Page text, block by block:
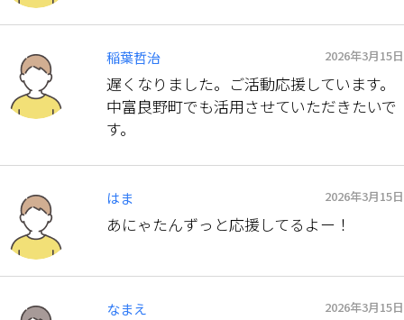
稲葉哲治 2026年3月15日
遅くなりました。ご活動応援しています。
中富良野町でも活用させていただきたいで
す。
はま 2026年3月15日
あにゃたんずっと応援してるよー！
なまえ 2026年3月15日